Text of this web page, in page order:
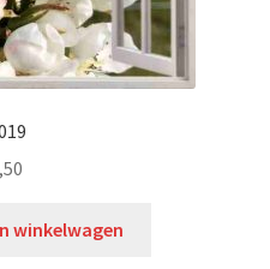
winkelwagen